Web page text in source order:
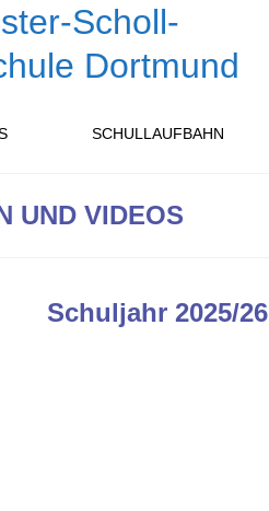
SCHULLAUFBAHN
UND VIDEOS
Schuljahr 2025/26